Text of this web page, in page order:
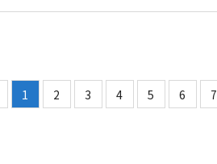
1 2 3 4 5 6 7